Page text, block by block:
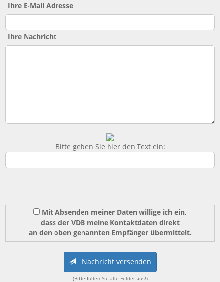
Ihre E-Mail Adresse
Ihre Nachricht
Bitte geben Sie hier den Text ein:
Mit Absenden meiner Daten willige ich ein,
dass der VDB meine Kontaktdaten direkt
an den oben genannten Empfänger übermittelt.
Nachricht versenden
(Bitte füllen Sie alle Felder aus!)